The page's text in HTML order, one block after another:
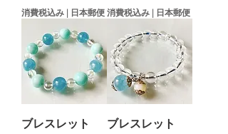
消費税込み | 日本郵便 消費税込み | 日本郵便
ブレスレット
ブレスレット